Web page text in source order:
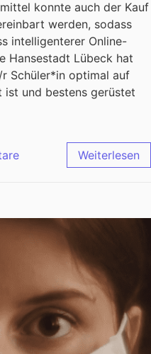
konnte auch der Kauf
werden, sodass
intelligenterer Online-
Hansestadt Lübeck hat
Schüler*in optimal auf
ist und bestens gerüstet
Weiterlesen